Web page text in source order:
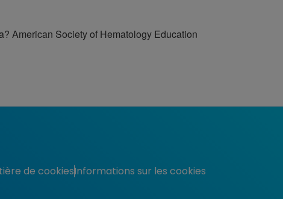
American Society of Hematology Education
de cookiesInformations sur les cookies